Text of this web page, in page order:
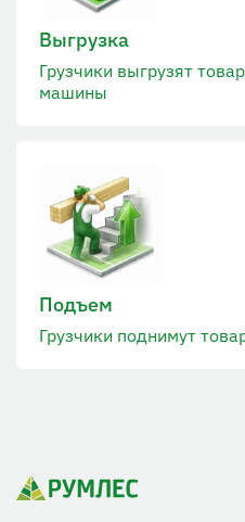
Выгрузка
Грузчики выгрузят
машины
Подъем
Грузчики поднимут